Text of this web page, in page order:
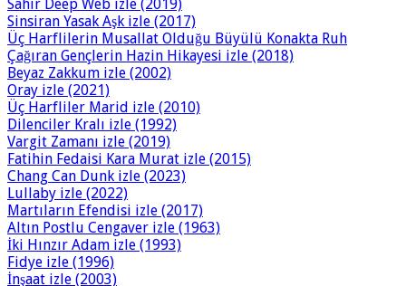
Sahir Deep Web izle (2019)
Sinsiran Yasak Aşk izle (2017)
Üç Harflilerin Musallat Olduğu Büyülü Konakta Ruh
Çağıran Gençlerin Hazin Hikayesi izle (2018)
Beyaz Zakkum izle (2002)
Oray izle (2021)
Üç Harfliler Marid izle (2010)
Dilenciler Kralı izle (1992)
Vargit Zamanı izle (2019)
Fatihin Fedaisi Kara Murat izle (2015)
Chang Can Dunk izle (2023)
Lullaby izle (2022)
Martıların Efendisi izle (2017)
Altın Postlu Cengaver izle (1963)
İki Hınzır Adam izle (1993)
Fidye izle (1996)
İnşaat izle (2003)